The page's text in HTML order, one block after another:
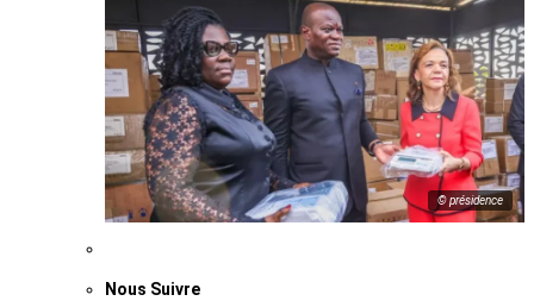
© présidence
Nous Suivre